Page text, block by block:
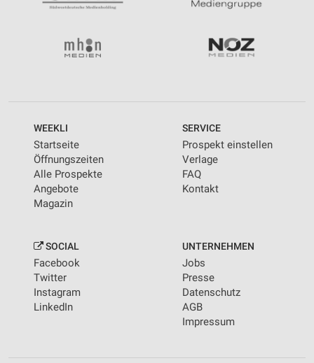
WEEKLI
Startseite
Öffnungszeiten
Alle Prospekte
Angebote
Magazin
SERVICE
Prospekt einstellen
Verlage
FAQ
Kontakt
SOCIAL
Facebook
Twitter
Instagram
LinkedIn
UNTERNEHMEN
Jobs
Presse
Datenschutz
AGB
Impressum